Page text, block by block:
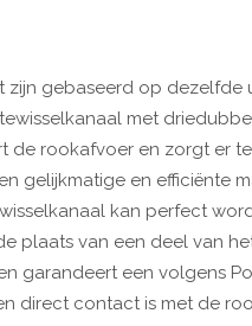
zijn gebaseerd op dezelfde
met
de rookafvoer en zorgt er
gelijkmatige en efficiënte
kan perfect
plaats van een deel van
garandeert een volgens
direct contact is met de